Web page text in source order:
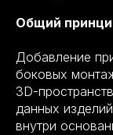
Общий
Добавление
боковых
3D-
данных
внутри